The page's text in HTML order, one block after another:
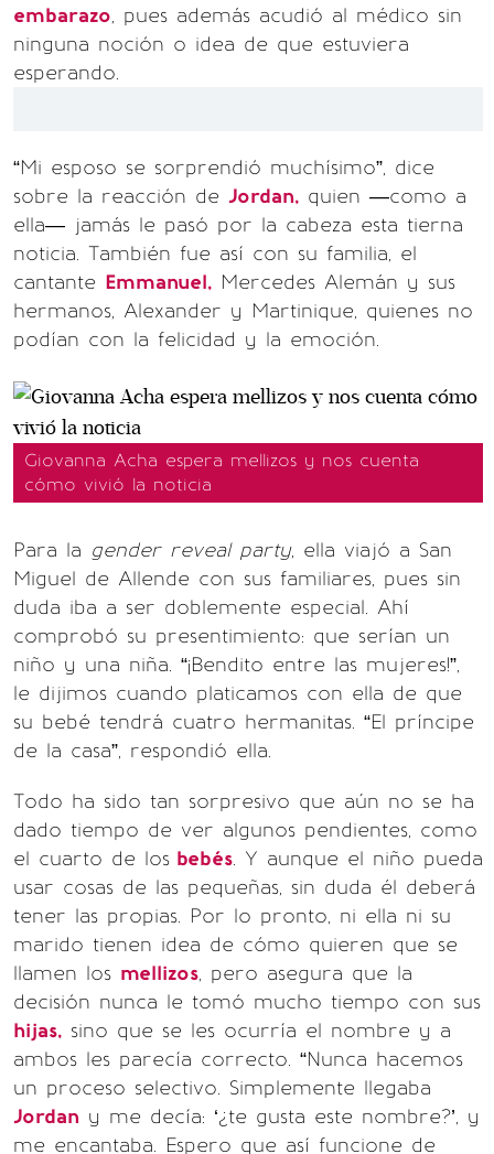
embarazo, pues además acudió al médico sin
ninguna noción o idea de que estuviera
esperando.
“Mi esposo se sorprendió muchísimo”, dice
sobre la reacción de Jordan, quien —como a
ella— jamás le pasó por la cabeza esta tierna
noticia. También fue así con su familia, el
cantante Emmanuel, Mercedes Alemán y sus
hermanos, Alexander y Martinique, quienes no
podían con la felicidad y la emoción.
Giovanna Acha espera mellizos y nos cuenta
cómo vivió la noticia
Para la gender reveal party, ella viajó a San
Miguel de Allende con sus familiares, pues sin
duda iba a ser doblemente especial. Ahí
comprobó su presentimiento: que serían un
niño y una niña. “¡Bendito entre las mujeres!”,
le dijimos cuando platicamos con ella de que
su bebé tendrá cuatro hermanitas. “El príncipe
de la casa”, respondió ella.
Todo ha sido tan sorpresivo que aún no se ha
dado tiempo de ver algunos pendientes, como
el cuarto de los bebés. Y aunque el niño pueda
usar cosas de las pequeñas, sin duda él deberá
tener las propias. Por lo pronto, ni ella ni su
marido tienen idea de cómo quieren que se
llamen los mellizos, pero asegura que la
decisión nunca le tomó mucho tiempo con sus
hijas, sino que se les ocurría el nombre y a
ambos les parecía correcto. “Nunca hacemos
un proceso selectivo. Simplemente llegaba
Jordan y me decía: ‘¿te gusta este nombre?’, y
me encantaba. Espero que así funcione de